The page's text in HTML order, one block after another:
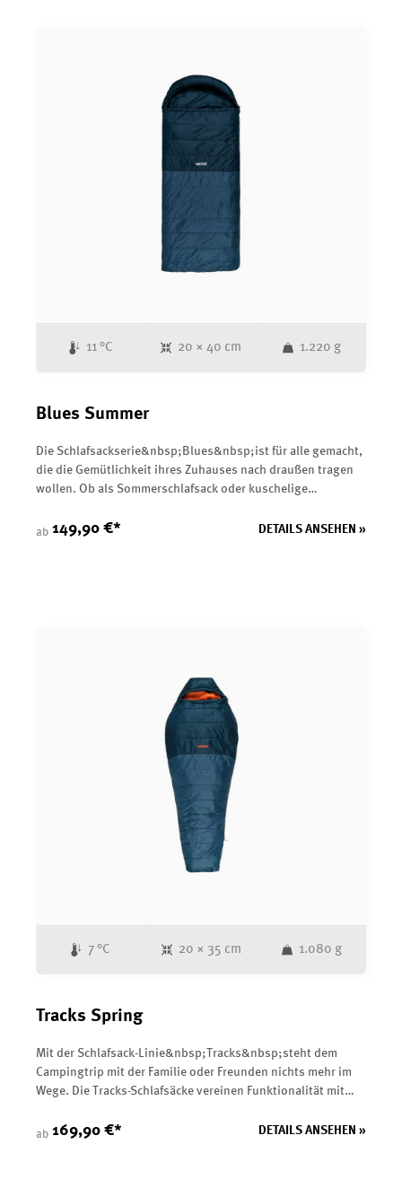
11 °C 20 × 40 cm 1.220 g
Blues Summer
Die Schlafsackserie&nbsp;Blues&nbsp;ist für alle gemacht,
die die Gemütlichkeit ihres Zuhauses nach draußen tragen
wollen. Ob als Sommerschlafsack oder kuschelige
Anwendungsbereiche ab. Der Rundum-Reißverschluss
hergestellt.&nbsp;Die Schlafsackserie&nbsp;Blues
verbindet&nbsp;somit Schlafkomfort mit Nachhaltigkeit
und bietet dabei viele praktische Features.
ab 149,90 €* DETAILS ANSEHEN »
7 °C 20 × 35 cm 1.080 g
Tracks Spring
Mit der Schlafsack-Linie&nbsp;Tracks&nbsp;steht dem
Campingtrip mit der Familie oder Freunden nichts mehr im
Wege. Die Tracks-Schlafsäcke vereinen Funktionalität mit
Mittels&nbsp;VolumeShift&nbsp;kann das Fußende
ab 169,90 €* DETAILS ANSEHEN »